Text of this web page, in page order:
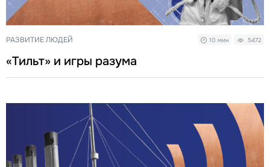
РАЗВИТИЕ ЛЮДЕЙ 10 мин 5472
«Тильт» и игры разума